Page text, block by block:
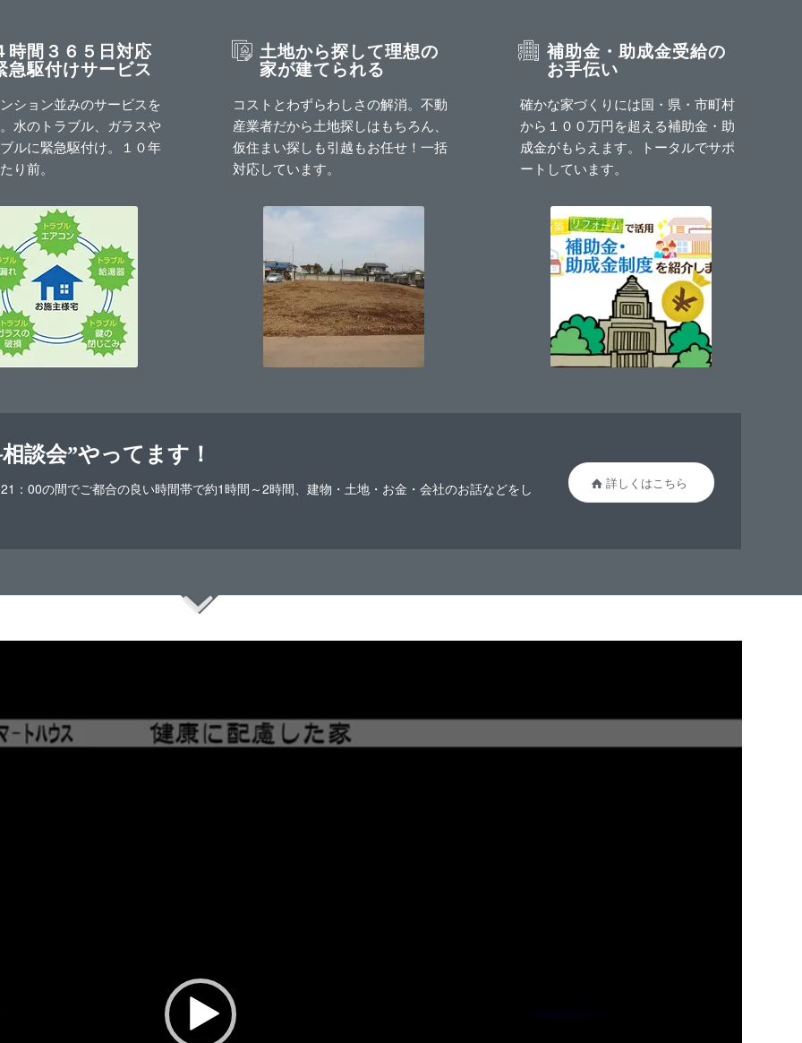
時間３６５日対応
急駆付けサービス
ション並みのサービスを
水のトラブル、ガラスや
ルに緊急駆付け。１０年
り前。
土地から探して理想の
家が建てられる
コストとわずらわしさの解消。不動
産業者だから土地探しはもちろん、
仮住まい探しも引越もお任せ！一括
対応しています。
補助金・助成金受給の
お手伝い
確かな家づくりには国・県・市町村
から１００万円を超える補助金・助
成金がもらえます。トータルでサポ
ートしています。
談会”やってます！
：00の間でご都合の良い時間帯で約1時間～2時間、建物・土地・お金・会社のお話などをし
詳しくはこちら